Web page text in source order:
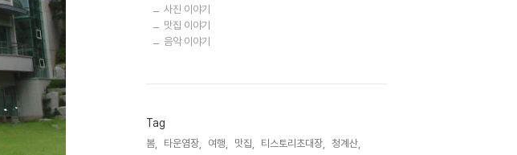
사진 이야기
맛집 이야기
음악 이야기
Tag
봄, 타운염장, 여행, 맛집, 티스토리초대장,
청계산,